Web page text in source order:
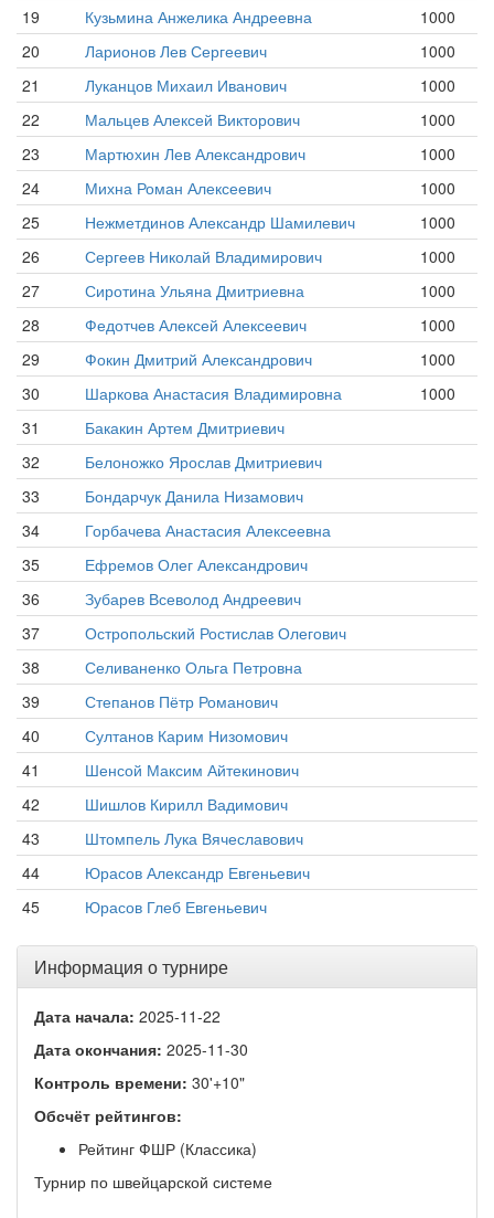
19
Кузьмина Анжелика Андреевна
1000
20
Ларионов Лев Сергеевич
1000
21
Луканцов Михаил Иванович
1000
22
Мальцев Алексей Викторович
1000
23
Мартюхин Лев Александрович
1000
24
Михна Роман Алексеевич
1000
25
Нежметдинов Александр Шамилевич
1000
26
Сергеев Николай Владимирович
1000
27
Сиротина Ульяна Дмитриевна
1000
28
Федотчев Алексей Алексеевич
1000
29
Фокин Дмитрий Александрович
1000
30
Шаркова Анастасия Владимировна
1000
31
Бакакин Артем Дмитриевич
32
Белоножко Ярослав Дмитриевич
33
Бондарчук Данила Низамович
34
Горбачева Анастасия Алексеевна
35
Ефремов Олег Александрович
36
Зубарев Всеволод Андреевич
37
Остропольский Ростислав Олегович
38
Селиваненко Ольга Петровна
39
Степанов Пётр Романович
40
Султанов Карим Низомович
41
Шенсой Максим Айтекинович
42
Шишлов Кирилл Вадимович
43
Штомпель Лука Вячеславович
44
Юрасов Александр Евгеньевич
45
Юрасов Глеб Евгеньевич
Информация о турнире
Дата начала: 2025-11-22
Дата окончания: 2025-11-30
Контроль времени: 30'+10"
Обсчёт рейтингов:
Рейтинг ФШР (Классика)
Турнир по швейцарской системе